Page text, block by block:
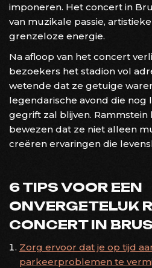
imponeren. Het concert in
van muzikale passie,
grenzeloze energie.
Na afloop van het concert
bezoekers het stadion vol
wetende dat ze getuige
legendarische avond die nog
gegrift zal blijven.
bewezen dat ze niet alleen
creëren ervaringen die
6 TIPS VOOR EEN
ONVERGETELIJK
CONCERT IN
Zorg ervoor dat je op tijd
parkeerproblemen te